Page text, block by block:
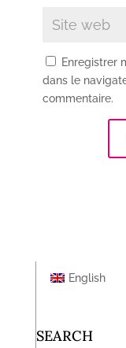
Enregistrer
dans le
commentaire.
English
SEARCH